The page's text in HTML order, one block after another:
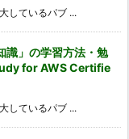
しているパブ ...
識」の学習方法・勉
for AWS Certifie
しているパブ ...